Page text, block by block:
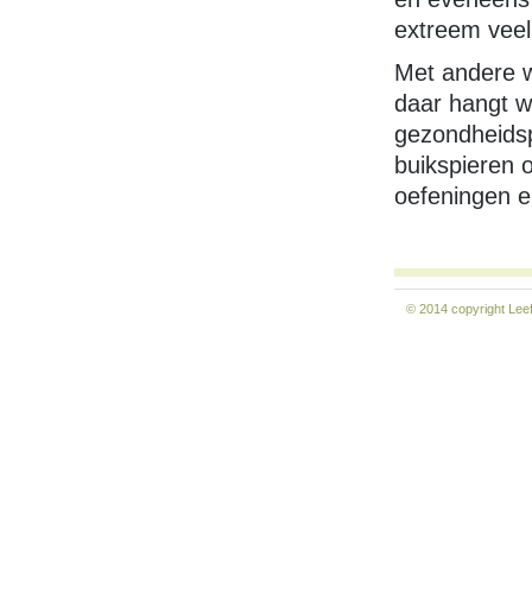
extreem
Met andere
daar hangt
buikspieren
oefeningen
© 2014 copyright